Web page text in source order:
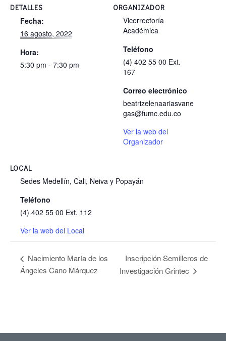
DETALLES
Fecha:
16 agosto, 2022
Hora:
5:30 pm - 7:30 pm
ORGANIZADOR
Vicerrectoría
Académica
Teléfono
(4) 402 55 00 Ext.
167
Correo electrónico
beatrizelenaariasvane
gas@fumc.edu.co
Ver la web del
Organizador
LOCAL
Sedes Medellín, Cali, Neiva y Popayán
Teléfono
(4) 402 55 00 Ext. 112
Ver la web del Local
Nacimiento María de los
Ángeles Cano Márquez
Inscripción Semilleros de
Investigación Grintec